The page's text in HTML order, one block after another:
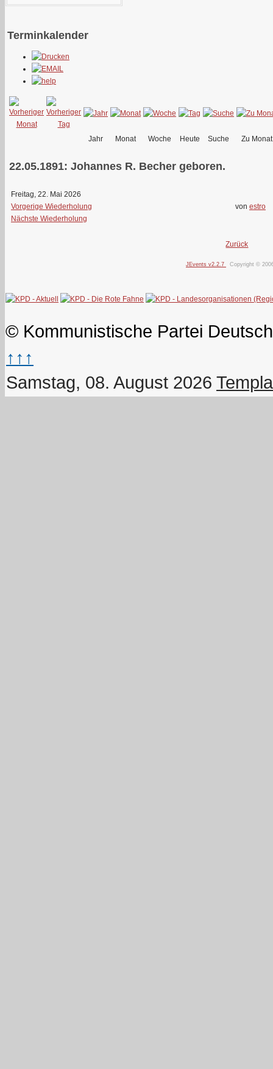
Terminkalender
Jahr Monat Woche Heute Suche Zu Monat
22.05.1891: Johannes R. Becher geboren.
Freitag, 22. Mai 2026
Vorgerige Wiederholung
Nächste Wiederholung
von estro
Zurück
JEvents v2.2.7 Copyright ©
© Kommunistische Partei
↑↑↑
Samstag, 08. August 2026